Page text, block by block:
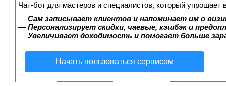
Чат-бот для мастеров и специалистов, который упрощает
— Сам записывает клиентов и напоминает им о
— Персонализирует скидки, чаевые, кэшбэк и
— Увеличивает доходимость и помогает больше
Начать пользоваться сервисом